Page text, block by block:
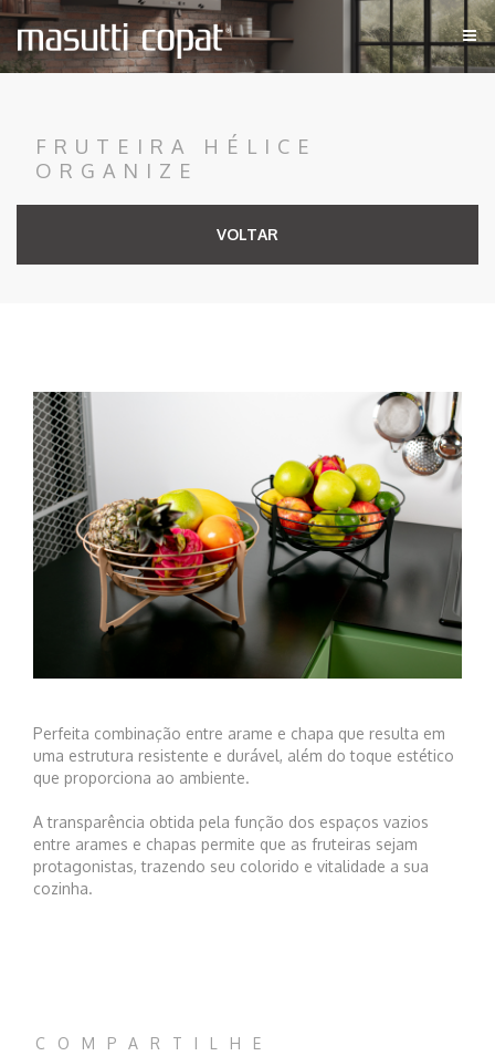
FRUTEIRA HÉLICE
ORGANIZE
VOLTAR
Perfeita combinação entre arame e chapa que resulta em
uma estrutura resistente e durável, além do toque estético
que proporciona ao ambiente.
A transparência obtida pela função dos espaços vazios
entre arames e chapas permite que as fruteiras sejam
protagonistas, trazendo seu colorido e vitalidade a sua
cozinha.
COMPARTILHE